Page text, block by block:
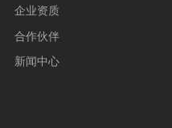
企业资质
合作伙伴
新闻中心